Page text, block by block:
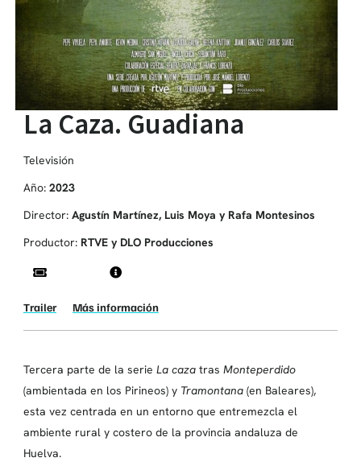
La Caza. Guadiana
Televisión
Año: 2023
Director: Agustín Martínez, Luis Moya y Rafa Montesinos
Productor: RTVE y DLO Producciones
Trailer Más información
Tercera parte de la serie La cazatras Monteperdido
(ambientada en los Pirineos) y Tramontana(en Baleares),
esta vez centrada en un entorno que entremezcla el
ambiente rural y costero de la provincia andaluza de
Huelva.